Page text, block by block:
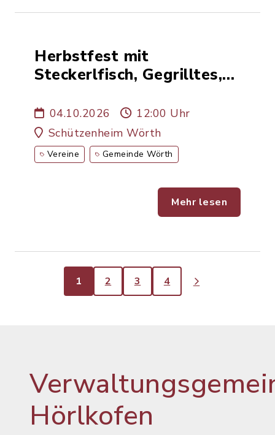
Herbstfest mit
Steckerlfisch, Gegrilltes,
04.10.2026
12:00 Uhr
Schützenheim Wörth
Vereine Gemeinde Wörth
Mehr lesen
1 2 3 4
Hörlkofen